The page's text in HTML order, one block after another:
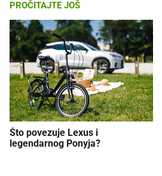
PROČITAJTE JOŠ
Što povezuje Lexus i
legendarnog Ponyja?